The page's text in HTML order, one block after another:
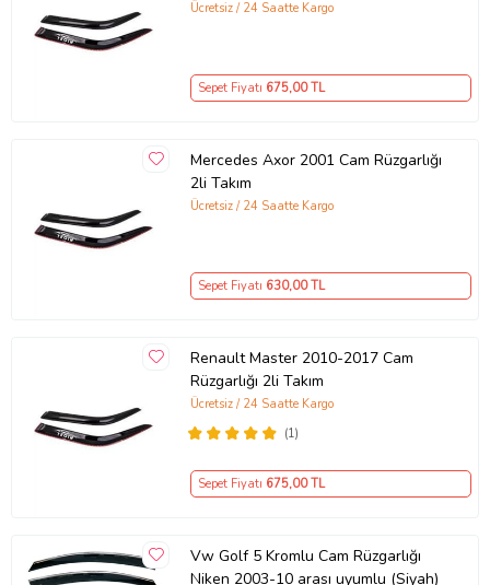
kcm75013998 Ücretsiz / 24 Saatte Kargo
Sepet Fiyatı 675,00 TL
Mercedes Axor 2001 Cam Rüzgarlığı
2li Takım
Ücretsiz / 24 Saatte Kargo
Sepet Fiyatı 630,00 TL
Renault Master 2010-2017 Cam
Rüzgarlığı 2li Takım
(1)
Ücretsiz / 24 Saatte Kargo
Sepet Fiyatı 675,00 TL
Vw Golf 5 Kromlu Cam Rüzgarlığı
Niken 2003-10 arası uyumlu (Siyah)